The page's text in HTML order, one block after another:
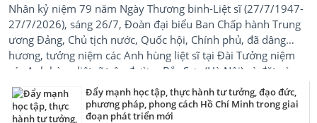
Nhân kỷ niệm 79 năm Ngày Thương binh-Liệt sĩ (27/7/1947-
27/7/2026), sáng 26/7, Đoàn đại biểu Ban Chấp hành Trung
ương Đảng, Chủ tịch nước, Quốc hội, Chính phủ, đã dâng
hương, tưởng niệm các Anh hùng liệt sĩ tại Đài Tưởng niệm
các Anh hùng liệt sĩ trên đường Bắc Sơn (Hà Nội) và đặt vòng
hoa, vào Lăng viếng Chủ tịch Hồ Chí Minh.
Đẩy mạnh học tập, thực hành tư tưởng, đạo đức,
phương pháp, phong cách Hồ Chí Minh trong giai
đoạn phát triển mới